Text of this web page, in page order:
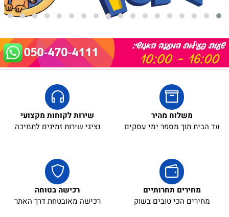
משלוח מהיר
עד הבית תוך מספר ימי עסקים
שירות לקוחות מקצועי
נציגי שירות זמינים לתמיכה
מחירים תחרותיים
מחירים הכי טובים בשוק
רכישה בטוחה
רכישה מאובטחת דרך האתר